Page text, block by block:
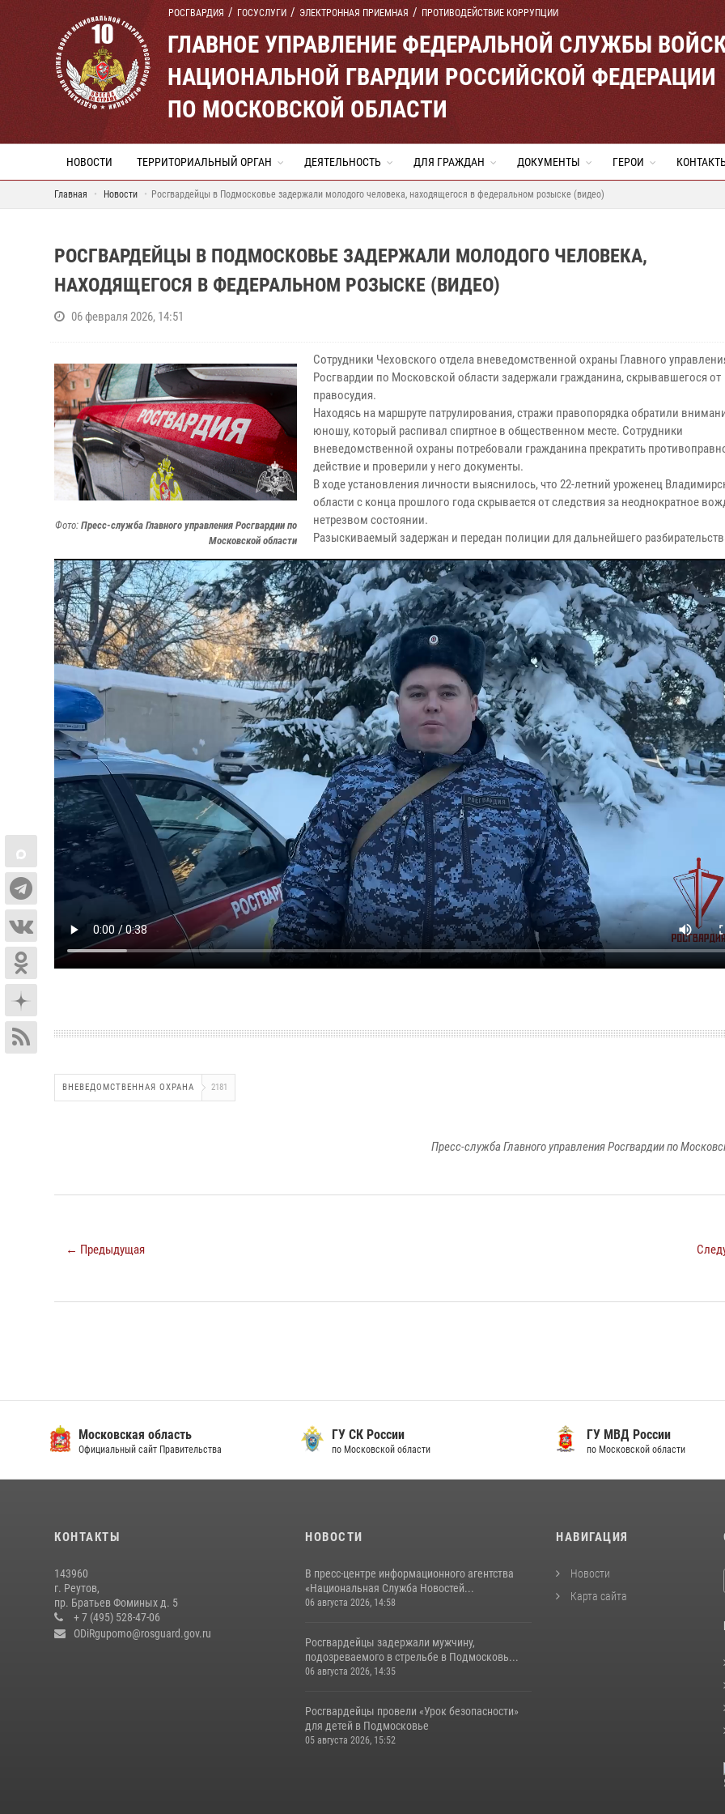
РОСГВАРДИЯ ГОСУСЛУГИ ЭЛЕКТРОННАЯ ПРИЕМНАЯ ПРОТИВОДЕЙСТВИЕ КОРРУПЦИИ
ГЛАВНОЕ УПРАВЛЕНИЕ ФЕДЕРАЛЬНОЙ СЛУЖБЫ
НАЦИОНАЛЬНОЙ ГВАРДИИ РОССИЙСКОЙ ФЕДЕРАЦИИ
ПО МОСКОВСКОЙ ОБЛАСТИ
НОВОСТИ ТЕРРИТОРИАЛЬНЫЙ ОРГАН ДЕЯТЕЛЬНОСТЬ ДЛЯ ГРАЖДАН ДОКУМЕНТЫ ГЕРОИ
Главная Новости Росгвардейцы в Подмосковье задержали молодого человека, находящегося в федеральном розыске (видео)
РОСГВАРДЕЙЦЫ В ПОДМОСКОВЬЕ ЗАДЕРЖАЛИ МОЛОДОГО ЧЕЛОВЕКА,
НАХОДЯЩЕГОСЯ В ФЕДЕРАЛЬНОМ РОЗЫСКЕ (ВИДЕО)
06 февраля 2026, 14:51
Фото: Пресс-служба Главного управления Росгвардии по
Московской области
Сотрудники Чеховского отдела вневедомственной охраны Главного
Росгвардии по Московской области задержали гражданина, скрывавшегося от
правосудия.
Находясь на маршруте патрулирования, стражи правопорядка обратили
юношу, который распивал спиртное в общественном месте. Сотрудники
вневедомственной охраны потребовали гражданина прекратить
действие и проверили у него документы.
В ходе установления личности выяснилось, что 22-летний уроженец
области с конца прошлого года скрывается от следствия за неоднократное
нетрезвом состоянии.
Разыскиваемый задержан и передан полиции для дальнейшего
ВНЕВЕДОМСТВЕННАЯ ОХРАНА 2181
Пресс-служба Главного управления Росгвардии по
← Предыдущая
Московская область
Официальный сайт Правительства
ГУ СК России
по Московской области
ГУ МВД России
по Московской области
КОНТАКТЫ
143960
г. Реутов,
пр. Братьев Фоминых д. 5
+ 7 (495) 528-47-06
ODiRgupomo@rosguard.gov.ru
НОВОСТИ
В пресс-центре информационного агентства
«Национальная Служба Новостей...
06 августа 2026, 14:58
Росгвардейцы задержали мужчину,
подозреваемого в стрельбе в Подмосковь...
06 августа 2026, 14:35
Росгвардейцы провели «Урок безопасности»
для детей в Подмосковье
05 августа 2026, 15:52
НАВИГАЦИЯ
Новости
Карта сайта